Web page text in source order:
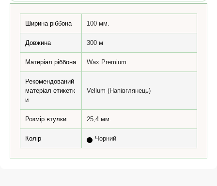
Ширина ріббона 100 мм.
Довжина 300 м
Матеріал ріббона Wax Premium
Рекомендований
матеріал етикетк
и
Vellum (Напівглянець)
Розмір втулки 25,4 мм.
Колір Чорний